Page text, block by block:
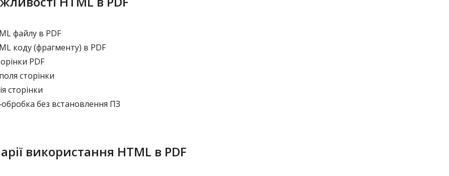
файлу в PDF
коду (фрагменту) в PDF
PDF
сторінки
сторінки
без встановлення ПЗ
використання HTML в PDF